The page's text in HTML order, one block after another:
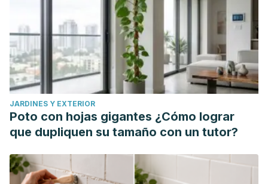
Treatment with Antidepressants: A Systematic Review.
Journal of Clinical Medicine, 13
https://www.mdpi.com/2077-0383/13/22/6945
Coe, A., Gunn, J., Fletcher, S., Murray, E., & Kaylor-Hughes,
C. (2023). Self-reported reasons for reducing or stopping
antidepressant medications in primary care: thematic
analysis of the diamond longitudinal study.
Care Research & Development
, 24, e16.
https://pmc.ncbi.nlm.nih.gov/articles/PMC9972355/
Chu, A., & Wadhwa, R. (2023, May 1). Selective Serotonin
Reuptake Inhibitors. StatPearls Publishing.
JARDINES Y EXTERIOR
Poto con hojas gigantes ¿Cómo lograr
que dupliquen su tamaño con un tutor?